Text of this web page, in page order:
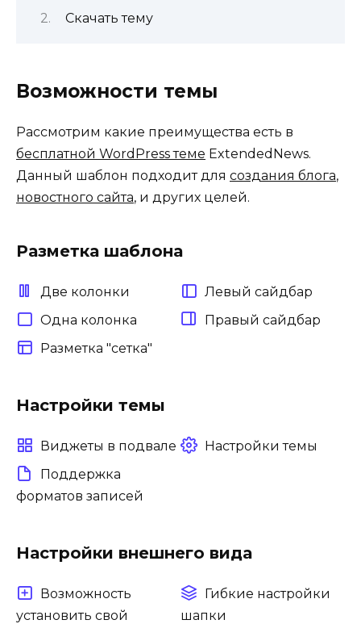
Скачать тему
Возможности темы
Рассмотрим какие преимущества есть в
бесплатной WordPress теме ExtendedNews.
Данный шаблон подходит для создания блога,
новостного сайта, и других целей.
Разметка шаблона
Две колонки
Левый сайдбар
Одна колонка
Правый сайдбар
Разметка "сетка"
Настройки темы
Виджеты в подвале
Настройки темы
Поддержка
форматов записей
Настройки внешнего вида
Возможность
установить свой
Гибкие настройки
шапки